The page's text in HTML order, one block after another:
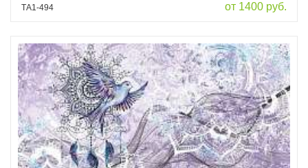
ТА1-494 от 1400 руб.